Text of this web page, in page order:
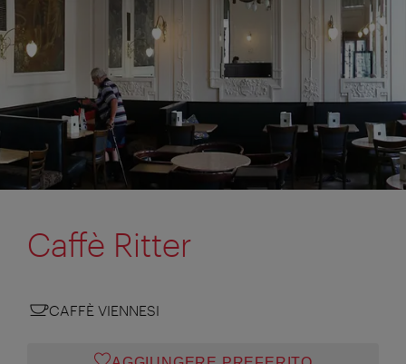
Caffè Ritter
CAFFÈ VIENNESI